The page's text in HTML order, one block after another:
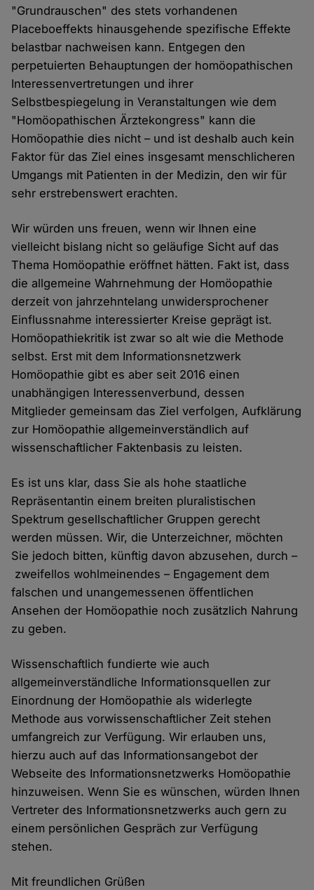
"Grundrauschen" des stets vorhandenen
Placeboeffekts hinausgehende spezifische Effekte
belastbar nachweisen kann. Entgegen den
perpetuierten Behauptungen der homöopathischen
Interessenvertretungen und ihrer
Selbstbespiegelung in Veranstaltungen wie dem
"Homöopathischen Ärztekongress" kann die
Homöopathie dies nicht – und ist deshalb auch kein
Faktor für das Ziel eines insgesamt menschlicheren
Umgangs mit Patienten in der Medizin, den wir für
sehr erstrebenswert erachten.
Wir würden uns freuen, wenn wir Ihnen eine
vielleicht bislang nicht so geläufige Sicht auf das
Thema Homöopathie eröffnet hätten. Fakt ist, dass
die allgemeine Wahrnehmung der Homöopathie
derzeit von jahrzehntelang unwidersprochener
Einflussnahme interessierter Kreise geprägt ist.
Homöopathiekritik ist zwar so alt wie die Methode
selbst. Erst mit dem Informationsnetzwerk
Homöopathie gibt es aber seit 2016 einen
unabhängigen Interessenverbund, dessen
Mitglieder gemeinsam das Ziel verfolgen, Aufklärung
zur Homöopathie allgemeinverständlich auf
wissenschaftlicher Faktenbasis zu leisten.
Es ist uns klar, dass Sie als hohe staatliche
Repräsentantin einem breiten pluralistischen
Spektrum gesellschaftlicher Gruppen gerecht
werden müssen. Wir, die Unterzeichner, möchten
Sie jedoch bitten, künftig davon abzusehen, durch –
zweifellos wohlmeinendes – Engagement dem
falschen und unangemessenen öffentlichen
Ansehen der Homöopathie noch zusätzlich Nahrung
zu geben.
Wissenschaftlich fundierte wie auch
allgemeinverständliche Informationsquellen zur
Einordnung der Homöopathie als widerlegte
Methode aus vorwissenschaftlicher Zeit stehen
umfangreich zur Verfügung. Wir erlauben uns,
hierzu auch auf das Informationsangebot der
Webseite des Informationsnetzwerks Homöopathie
hinzuweisen. Wenn Sie es wünschen, würden Ihnen
Vertreter des Informationsnetzwerks auch gern zu
einem persönlichen Gespräch zur Verfügung
stehen.
Mit freundlichen Grüßen